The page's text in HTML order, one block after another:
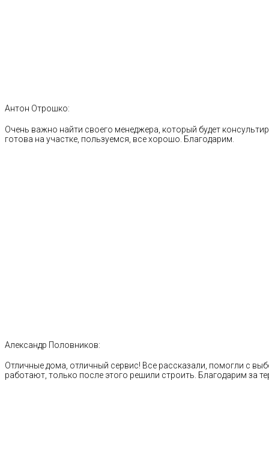
Антон Отрошко:
Очень важно найти своего менеджера, который будет
готова на участке, пользуемся, все хорошо. Благодарим.
Александр Половников:
Отличные дома, отличный сервис! Все рассказали, помогли с
работают, только после этого решили строить. Благодарим за